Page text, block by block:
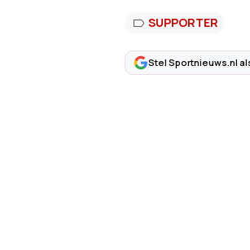
SUPPORTER
Stel Sportnieuws.nl